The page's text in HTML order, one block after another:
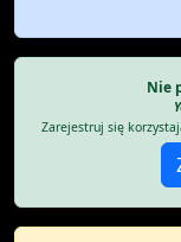
Nie
Zarejestruj się